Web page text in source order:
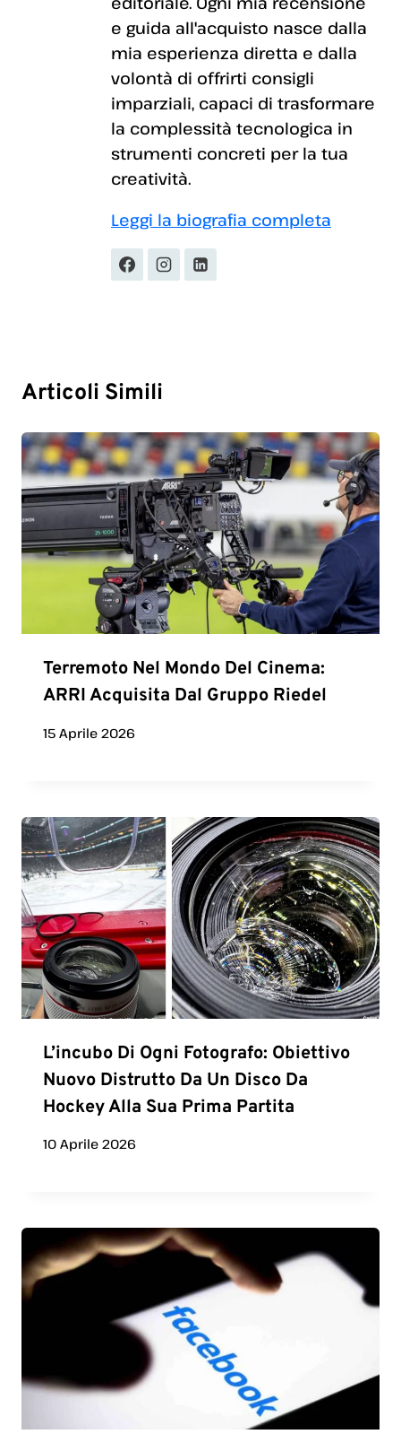
e guida all'acquisto nasce dalla
mia esperienza diretta e dalla
volontà di offrirti consigli
imparziali, capaci di trasformare
la complessità tecnologica in
strumenti concreti per la tua
creatività.
Leggi la biografia completa
Articoli Simili
Terremoto Nel Mondo Del Cinema:
ARRI Acquisita Dal Gruppo Riedel
15 Aprile 2026
L’incubo Di Ogni Fotografo: Obiettivo
Nuovo Distrutto Da Un Disco Da
Hockey Alla Sua Prima Partita
10 Aprile 2026